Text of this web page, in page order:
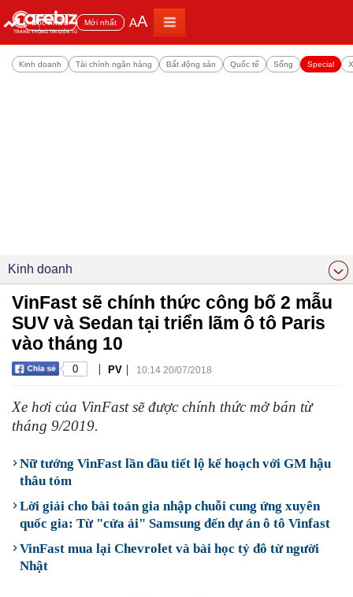
Đọc nhiều Mới nhất AA
Kinh doanh Tài chính ngân hàng Bất động sản Quốc tế Sống Special
Kinh doanh
VinFast sẽ chính thức công bố 2 mẫu
SUV và Sedan tại triển lãm ô tô Paris
vào tháng 10
0 | PV | 10:14 20/07/2018
Xe hơi của VinFast sẽ được chính thức mở bán từ
tháng 9/2019.
Nữ tướng VinFast lần đầu tiết lộ kế hoạch với GM hậu
thâu tóm
Lời giải cho bài toán gia nhập chuỗi cung ứng xuyên
quốc gia: Từ "cửa ải" Samsung đến dự án ô tô Vinfast
VinFast mua lại Chevrolet và bài học tỷ đô từ người
Nhật